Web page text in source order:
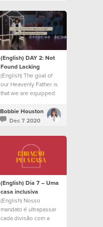
(English) DAY 2: Not
Found Lacking
(English) The goal of
our Heavenly Father is
that we are equipped
Bobbie Houston
Dec 7 2020
(English) Dia 7 – Uma
casa inclusiva
(English) Nosso
mandato é ultrapassar
cada divisão com a